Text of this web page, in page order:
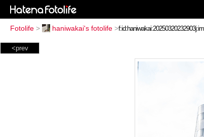
Fotolife > haniwakai's fotolife >
<prev